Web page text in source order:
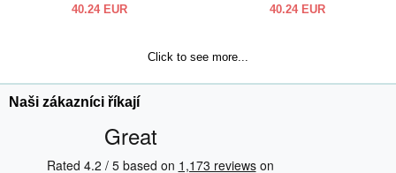
40.24 EUR
40.24 EUR
Click to see more...
Naši zákazníci říkají